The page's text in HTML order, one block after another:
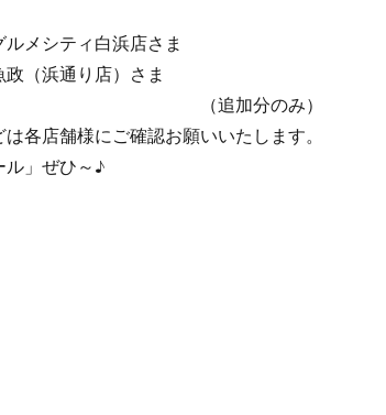
白浜店さま
店）さま
分のみ）
各店舗様にご確認お願いいたします。
ル」ぜひ～♪